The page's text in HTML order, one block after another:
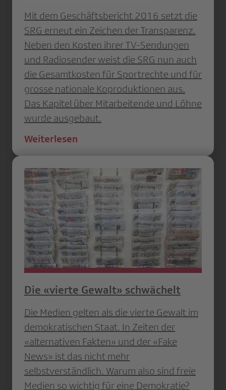
Mit dem Geschäftsbericht 2016 setzt die
SRG erneut ein Zeichen der Transparenz.
Neben den Kosten ihrer TV-Sendungen
und Radiosender weist die SRG nun auch
die Gesamtkosten für Sportrechte und für
grosse nationale Koproduktionen aus.
Das Kapitel über Mitarbeitende und Löhne
wurde ausgebaut.
Weiterlesen
Die «vierte Gewalt» schwächelt
Die Medien gelten als die vierte Gewalt im
demokratischen Staat. In Zeiten der
«alternativen ­Fakten» und der «Fake
News» ist das nicht mehr
selbstverständlich. Warum also sind freie
Medien so wichtig für eine ­Demokratie?